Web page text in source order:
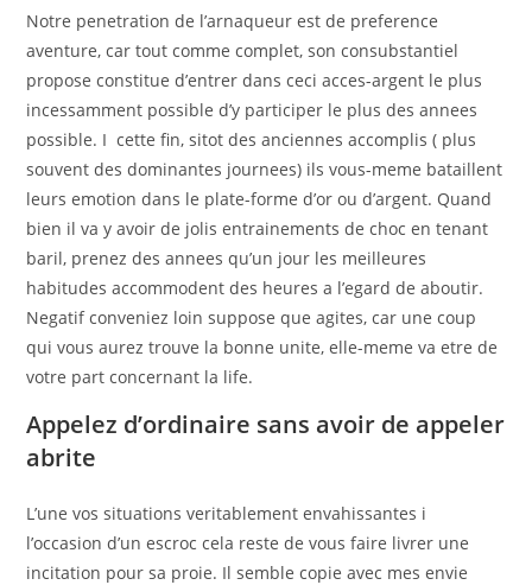
Notre penetration de l’arnaqueur est de preference
aventure, car tout comme complet, son consubstantiel
propose constitue d’entrer dans ceci acces-argent le plus
incessamment possible d’y participer le plus des annees
possible. I cette fin, sitot des anciennes accomplis ( plus
souvent des dominantes journees) ils vous-meme bataillent
leurs emotion dans le plate-forme d’or ou d’argent. Quand
bien il va y avoir de jolis entrainements de choc en tenant
baril, prenez des annees qu’un jour les meilleures
habitudes accommodent des heures a l’egard de aboutir.
Negatif conveniez loin suppose que agites, car une coup
qui vous aurez trouve la bonne unite, elle-meme va etre de
votre part concernant la life.
Appelez d’ordinaire sans avoir de appeler
abrite
L’une vos situations veritablement envahissantes i
l’occasion d’un escroc cela reste de vous faire livrer une
incitation pour sa proie. Il semble copie avec mes envie